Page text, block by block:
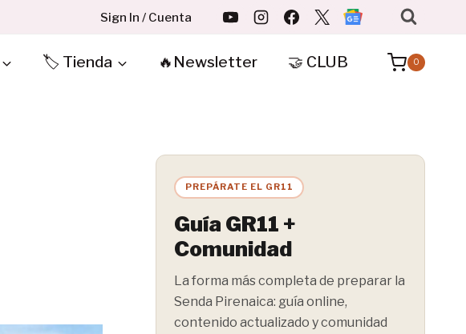
Sign In / Cuenta
🏷️ Tienda 🔥Newsletter 🤝 CLUB 0
PREPÁRATE EL GR11
Guía GR11 +
Comunidad
La forma más completa de preparar la
Senda Pirenaica: guía online,
contenido actualizado y comunidad